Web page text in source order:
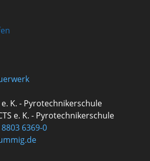
e. K. - Pyrotechnikerschule
6369-0